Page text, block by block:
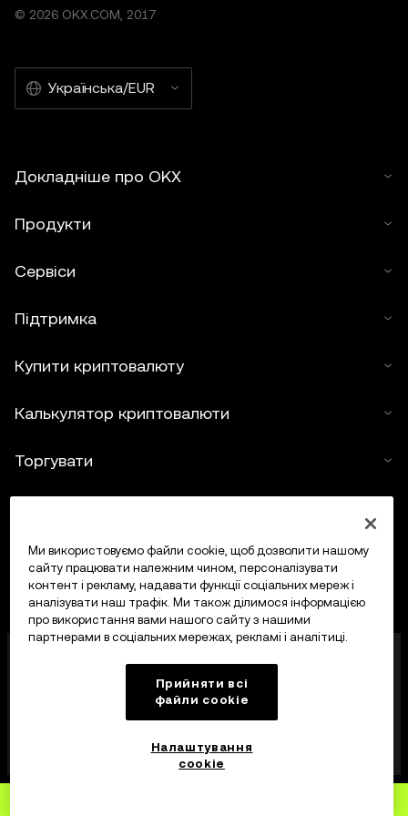
інших матеріалах заборонено.
© 2026 OKX.COM, 2017
Українська/EUR
Докладніше про OKX
Продукти
Сервіси
Підтримка
Купити криптовалюту
Калькулятор криптовалюти
Торгувати
назвою OKX, тепер є криптоактивною торгівельною
платформою, авторизованою Управлінням
фінансових послуг Мальти (MFSA) як постачальник
криптоактивних послуг відповідно до статті 28
Закону про криптоактиви (розділ 647
Законодавства Мальти).
Ми використовуємо файли cookie, щоб дозволити нашому
сайту працювати належним чином, персоналізувати
контент і рекламу, надавати функції соціальних мереж і
аналізувати наш трафік. Ми також ділимося інформацією
про використання вами нашого сайту з нашими
партнерами в соціальних мережах, рекламі і аналітиці.
Прийняти всі
файли сookie
Налаштування
cookie